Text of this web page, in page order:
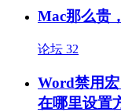
Mac那么贵
论坛 32
Word禁用
在哪里设置